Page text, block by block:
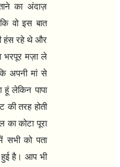
का अंदाज़
वो इस बात
हंस रहे थे और
भरपूर मज़ा ले
अपनी मां से
लेकिन पापा
की तरह होती
कोटा पूरा
सभी को पता
हुई है। आप भी